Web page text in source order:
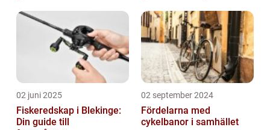
02 juni 2025
Fiskeredskap i Blekinge:
Din guide till
02 september 2024
Fördelarna med
cykelbanor i samhället